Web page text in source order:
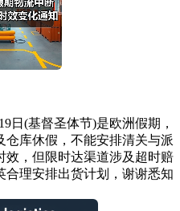
(基督圣体节)是欧洲假期，
库休假，不能安排清关与派
效，但限时达渠道涉及超时赔
理安排出货计划，谢谢悉知